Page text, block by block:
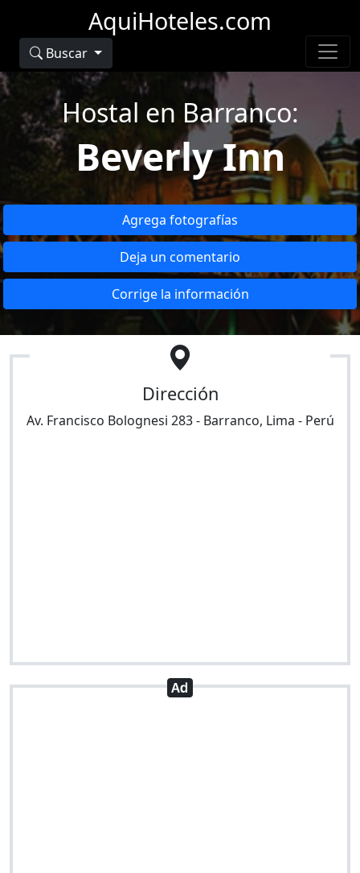
AquiHoteles.com
Buscar
Hostal en Barranco:
Beverly Inn
Agrega fotografías
Deja un comentario
Corrige la información
Dirección
Av. Francisco Bolognesi 283- Barranco, Lima - Perú